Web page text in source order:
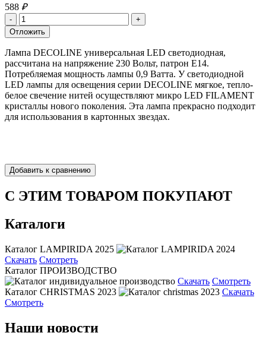
588 ₽
Лампа DECOLINE универсальная LED светодиодная,
рассчитана на напряжение 230 Вольт, патрон Е14.
Потребляемая мощность лампы 0,9 Ватта. У светодиодной
LED лампы для освещения серии DECOLINE мягкое, тепло-
белое свечение нитей осуществляют микро LED FILAMENT
кристаллы нового поколения. Эта лампа прекрасно подходит
для использования в картонных звездах.
С ЭТИМ ТОВАРОМ ПОКУПАЮТ
Каталоги
Каталог LAMPIRIDA 2025
Скачать Смотреть
Каталог ПРОИЗВОДСТВО
Скачать Смотреть
Каталог CHRISTMAS 2023
Скачать
Смотреть
Наши новости